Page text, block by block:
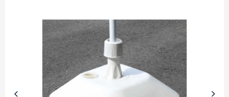
商品カテゴリーから探す